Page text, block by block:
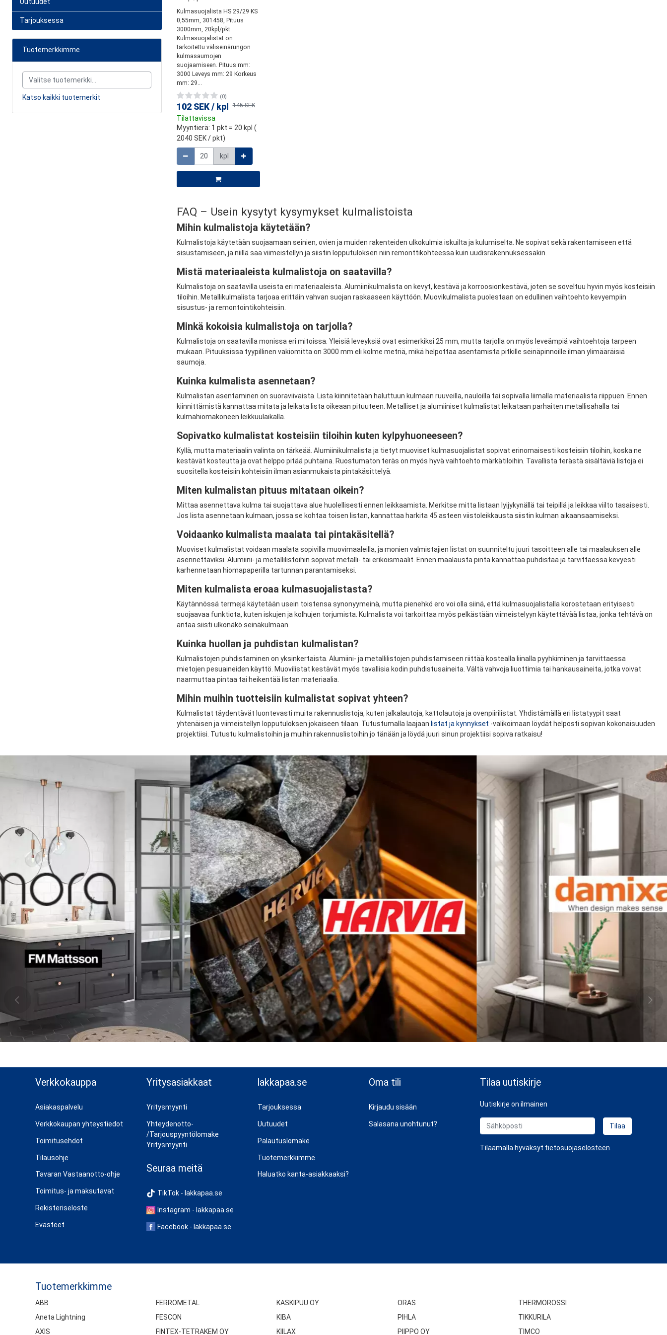
Tarjouksessa
Tuotemerkkimme
Katso kaikki tuotemerkit
Kulmasuojalista HS 29/29 KS
0,55mm, 301458, Pituus
3000mm, 20kpl/pkt
Kulmasuojalistat on
tarkoitettu väliseinärungon
kulmasaumojen
suojaamiseen. Pituus mm:
3000 Leveys mm: 29 Korkeus
mm: 29...
(0)
102 SEK / kpl 145 SEK
Tilattavissa
Myyntierä: 1 pkt = 20 kpl (
2040 SEK/ pkt)
Määrä
kpl
FAQ – Usein kysytyt kysymykset kulmalistoista
Mihin kulmalistoja käytetään?
Kulmalistoja käytetään suojaamaan seinien, ovien ja muiden rakenteiden ulkokulmia iskuilta ja kulumiselta. Ne sopivat sekä rakentamiseen että
sisustamiseen, ja niillä saa viimeistellyn ja siistin lopputuloksen niin remonttikohteessa kuin uudisrakennuksessakin.
Mistä materiaaleista kulmalistoja on saatavilla?
Kulmalistoja on saatavilla useista eri materiaaleista. Alumiinikulmalista on kevyt, kestävä ja korroosionkestävä, joten se soveltuu hyvin myös kosteisiin
tiloihin. Metallikulmalista tarjoaa erittäin vahvan suojan raskaaseen käyttöön. Muovikulmalista puolestaan on edullinen vaihtoehto kevyempiin
sisustus- ja remontointikohteisiin.
Minkä kokoisia kulmalistoja on tarjolla?
Kulmalistoja on saatavilla monissa eri mitoissa. Yleisiä leveyksiä ovat esimerkiksi 25 mm, mutta tarjolla on myös leveämpiä vaihtoehtoja tarpeen
mukaan. Pituuksissa tyypillinen vakiomitta on 3000 mm eli kolme metriä, mikä helpottaa asentamista pitkille seinäpinnoille ilman ylimääräisiä
saumoja.
Kuinka kulmalista asennetaan?
Kulmalistan asentaminen on suoraviivaista. Lista kiinnitetään haluttuun kulmaan ruuveilla, nauloilla tai sopivalla liimalla materiaalista riippuen. Ennen
kiinnittämistä kannattaa mitata ja leikata lista oikeaan pituuteen. Metalliset ja alumiiniset kulmalistat leikataan parhaiten metallisahalla tai
kulmahiomakoneen leikkuulaikalla.
Sopivatko kulmalistat kosteisiin tiloihin kuten kylpyhuoneeseen?
Kyllä, mutta materiaalin valinta on tärkeää. Alumiinikulmalista ja tietyt muoviset kulmasuojalistat sopivat erinomaisesti kosteisiin tiloihin, koska ne
kestävät kosteutta ja ovat helppo pitää puhtaina. Ruostumaton teräs on myös hyvä vaihtoehto märkätiloihin. Tavallista terästä sisältäviä listoja ei
suositella kosteisiin kohteisiin ilman asianmukaista pintakäsittelyä.
Miten kulmalistan pituus mitataan oikein?
Mittaa asennettava kulma tai suojattava alue huolellisesti ennen leikkaamista. Merkitse mitta listaan lyijykynällä tai teipillä ja leikkaa viilto tasaisesti.
Jos lista asennetaan kulmaan, jossa se kohtaa toisen listan, kannattaa harkita 45 asteen viistoleikkausta siistin kulman aikaansaamiseksi.
Voidaanko kulmalista maalata tai pintakäsitellä?
Muoviset kulmalistat voidaan maalata sopivilla muovimaaleilla, ja monien valmistajien listat on suunniteltu juuri tasoitteen alle tai maalauksen alle
asennettaviksi. Alumiini- ja metallilistoihin sopivat metalli- tai erikoismaalit. Ennen maalausta pinta kannattaa puhdistaa ja tarvittaessa kevyesti
karhennetaan hiomapaperilla tartunnan parantamiseksi.
Miten kulmalista eroaa kulmasuojalistasta?
Käytännössä termejä käytetään usein toistensa synonyymeinä, mutta pienehkö ero voi olla siinä, että kulmasuojalistalla korostetaan erityisesti
suojaavaa funktiota, kuten iskujen ja kolhujen torjumista. Kulmalista voi tarkoittaa myös pelkästään viimeistelyyn käytettävää listaa, jonka tehtävä on
antaa siisti ulkonäkö seinäkulmaan.
Kuinka huollan ja puhdistan kulmalistan?
Kulmalistojen puhdistaminen on yksinkertaista. Alumiini- ja metallilistojen puhdistamiseen riittää kostealla liinalla pyyhkiminen ja tarvittaessa
mietojen pesuaineiden käyttö. Muovilistat kestävät myös tavallisia kodin puhdistusaineita. Vältä vahvoja liuottimia tai hankausaineita, jotka voivat
naarmuttaa pintaa tai heikentää listan materiaalia.
Mihin muihin tuotteisiin kulmalistat sopivat yhteen?
Kulmalistat täydentävät luontevasti muita rakennuslistoja, kuten jalkalautoja, kattolautoja ja ovenpiirilistat. Yhdistämällä eri listatyypit saat
yhtenäisen ja viimeistellyn lopputuloksen jokaiseen tilaan. Tutustumalla laajaan listat ja kynnykset -valikoimaan löydät helposti sopivan kokonaisuuden
projektiisi. Tutustu kulmalistoihin ja muihin rakennuslistoihin jo tänään ja löydä juuri sinun projektiisi sopiva ratkaisu!
Verkkokauppa
Asiakaspalvelu
Verkkokaupan yhteystiedot
Toimitusehdot
Tilausohje
Tavaran Vastaanotto-ohje
Toimitus- ja maksutavat
Rekisteriseloste
Evästeet
Yritysasiakkaat
Yritysmyynti
Yhteydenotto-
/Tarjouspyyntölomake
Yritysmyynti
Seuraa meitä
TikTok - lakkapaa.se
Instagram - lakkapaa.se
Facebook - lakkapaa.se
lakkapaa.se
Tarjouksessa
Uutuudet
Palautuslomake
Tuotemerkkimme
Haluatko kanta-asiakkaaksi?
Oma tili
Kirjaudu sisään
Salasana unohtunut?
Tilaa uutiskirje
Uutiskirje on ilmainen
Sähköposti Tilaa
Tilaamalla hyväksyt tietosuojaselosteen
Tuotemerkkimme
ABB
Aneta Lightning
AXIS
FERROMETAL
FESCON
FINTEX-TETRAKEM OY
KASKIPUU OY
KIBA
KIILAX
ORAS
PIHLA
PIIPPO OY
THERMOROSSI
TIKKURILA
TIMCO